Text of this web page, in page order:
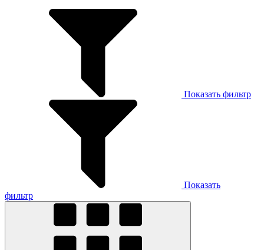
Показать фильтр
Показать
фильтр